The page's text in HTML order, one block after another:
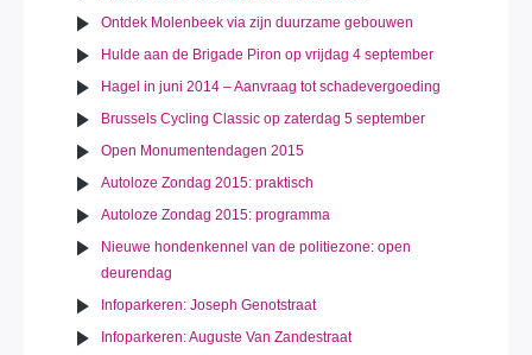
Ontdek Molenbeek via zijn duurzame gebouwen
Hulde aan de Brigade Piron op vrijdag 4 september
Hagel in juni 2014 – Aanvraag tot schadevergoeding
Brussels Cycling Classic op zaterdag 5 september
Open Monumentendagen 2015
Autoloze Zondag 2015: praktisch
Autoloze Zondag 2015: programma
Nieuwe hondenkennel van de politiezone: open
deurendag
Infoparkeren: Joseph Genotstraat
Infoparkeren: Auguste Van Zandestraat